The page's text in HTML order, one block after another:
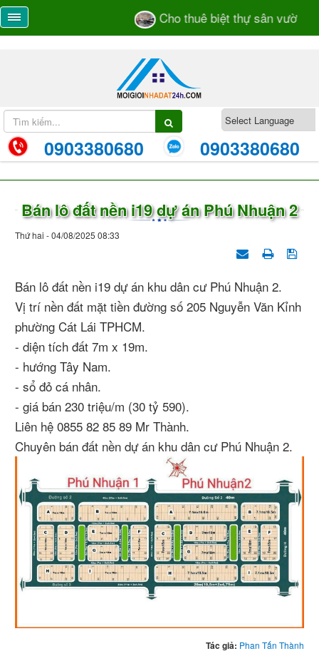
Cho thuê biệt thự sân vườn số
0903380680 0903380680
Bán lô đất nền i19 dự án Phú Nhuận 2
Thứ hai - 04/08/2025 08:33
Bán lô đất nền i19 dự án khu dân cư Phú Nhuận 2.
Vị trí nền đất mặt tiền đường số 205 Nguyễn Văn Kỉnh
phường Cát Lái TPHCM.
- diện tích đất 7m x 19m.
- hướng Tây Nam.
- sổ đỏ cá nhân.
- giá bán 230 triệu/m (30 tỷ 590).
Liên hệ 0855 82 85 89 Mr Thành.
Chuyên bán đất nền dự án khu dân cư Phú Nhuận 2.
Tác giả: Phan Tấn Thành